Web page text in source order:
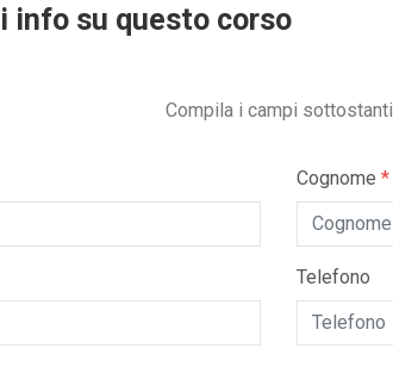
info su questo corso
Compila i campi sottostanti
Cognome *
Telefono